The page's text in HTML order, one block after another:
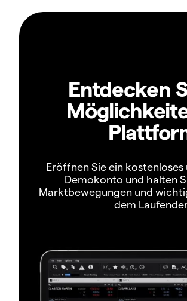
Entdecken
Eröffnen Sie ein
Demokonto und halten
Marktbewegungen und
dem